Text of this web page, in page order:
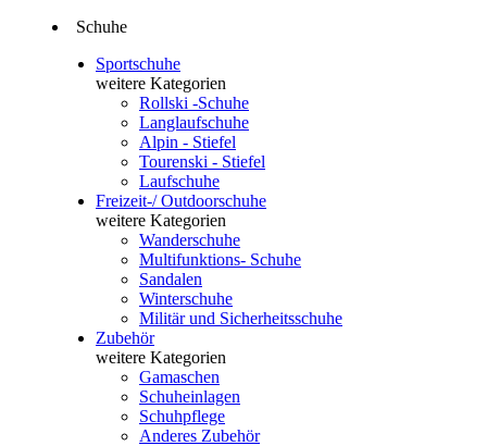
Schuhe
Sportschuhe
weitere Kategorien
Rollski -Schuhe
Langlaufschuhe
Alpin - Stiefel
Tourenski - Stiefel
Laufschuhe
Freizeit-/ Outdoorschuhe
weitere Kategorien
Wanderschuhe
Multifunktions- Schuhe
Sandalen
Winterschuhe
Militär und Sicherheitsschuhe
Zubehör
weitere Kategorien
Gamaschen
Schuheinlagen
Schuhpflege
Anderes Zubehör